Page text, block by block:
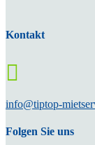
Kontakt

info@tiptop-
Folgen Sie uns